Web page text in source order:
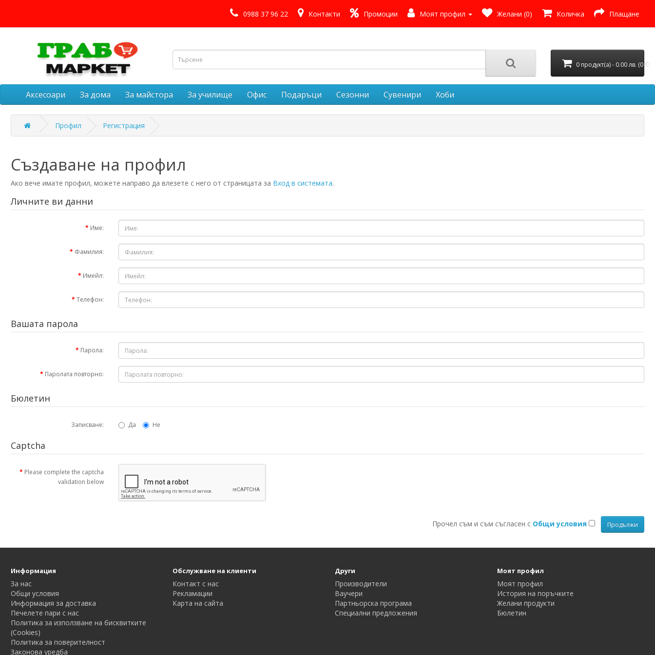
0988 37 96 22 Контакти Промоции Моят профил Желани (0) Количка Плащане
0 продукт(а) - 0.00 лв. (0 €)
Аксесоари За дома За майстора За училище Офис Подаръци Сезонни Сувенири Хоби
Профил Регистрация
Създаване на профил
Ако вече имате профил, можете направо да влезете с него от страницата за Вход в системата.
Личните ви данни
Име:
Фамилия:
Имейл:
Телефон:
Вашата парола
Парола:
Паролата повторно:
Бюлетин
Записване: Да Не
Captcha
Please complete the captcha
validation below
Прочел съм и съм съгласен с Общи условия
Информация
За нас
Общи условия
Информация за доставка
Печелете пари с нас
Политика за използване на бисквитките
(Cookies)
Политика за поверителност
Законова уредба
Обслужване на клиенти
Контакт с нас
Рекламации
Карта на сайта
Други
Производители
Ваучери
Партньорска програма
Специални предложения
Моят профил
Моят профил
История на поръчките
Желани продукти
Бюлетин